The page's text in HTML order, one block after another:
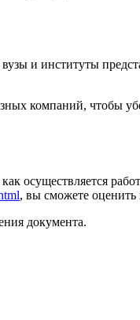
вузы и институты
компаний, чтобы
осуществляется
, вы сможете
документа.